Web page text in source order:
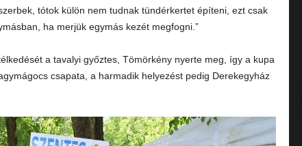
tótok külön nem tudnak tündérkertet építeni, ezt csak
ha merjük egymás kezét megfogni.”
a tavalyi győztes, Tömörkény nyerte meg, így a kupa
csapata, a harmadik helyezést pedig Derekegyház